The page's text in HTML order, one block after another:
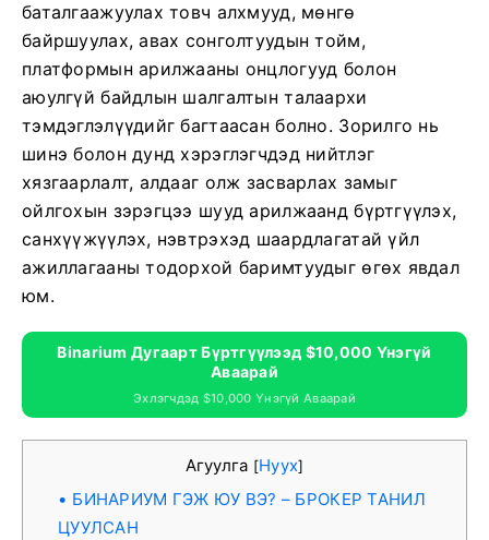
баталгаажуулах товч алхмууд, мөнгө
байршуулах, авах сонголтуудын тойм,
платформын арилжааны онцлогууд болон
аюулгүй байдлын шалгалтын талаархи
тэмдэглэлүүдийг багтаасан болно. Зорилго нь
шинэ болон дунд хэрэглэгчдэд нийтлэг
хязгаарлалт, алдааг олж засварлах замыг
ойлгохын зэрэгцээ шууд арилжаанд бүртгүүлэх,
санхүүжүүлэх, нэвтрэхэд шаардлагатай үйл
ажиллагааны тодорхой баримтуудыг өгөх явдал
юм.
Binarium Дугаарт Бүртгүүлээд $10,000 Үнэгүй
Аваарай
Эхлэгчдэд $10,000 Үнэгүй Аваарай
Агуулга [Нуух]
БИНАРИУМ ГЭЖ ЮУ ВЭ? – БРОКЕР ТАНИЛ
ЦУУЛСАН